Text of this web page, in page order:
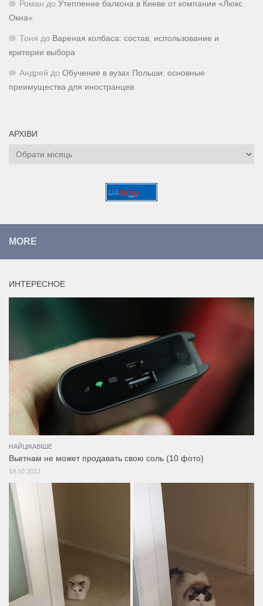
Роман до Утепление балкона в Киеве от компании «Люкс
Окна»
Тоня до Вареная колбаса: состав, использование и
критерии выбора
Андрей до Обучение в вузах Польши: основные
преимущества для иностранцев
АРХІВИ
Архіви
MORE
ИНТЕРЕСНОЕ
НАЙЦІКАВІШЕ
Вьетнам не может продавать свою соль (10 фото)
18.10.2012